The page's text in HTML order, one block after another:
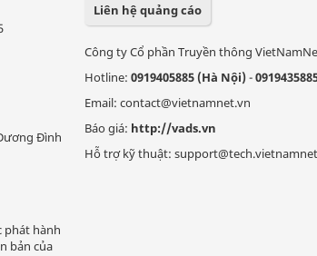
Đình
phát hành
bản của
Liên hệ quảng cáo
Công ty Cổ phần Truyền thông
Hotline: 0919405885 (Hà Nội)-
Email: contact@vietnamnet.vn
Báo giá: http://vads.vn
Hỗ trợ kỹ thuật: